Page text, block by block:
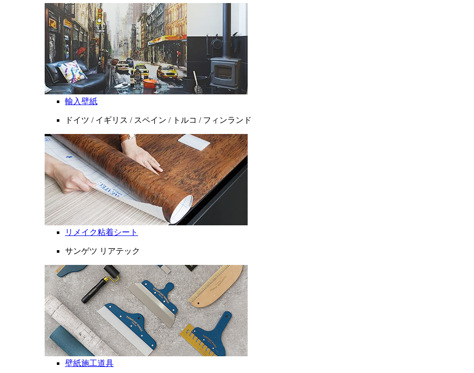
輸入壁紙
ドイツ / イギリス / スペイン / トルコ / フィンランド
リメイク粘着シート
サンゲツ リアテック
壁紙施工道具